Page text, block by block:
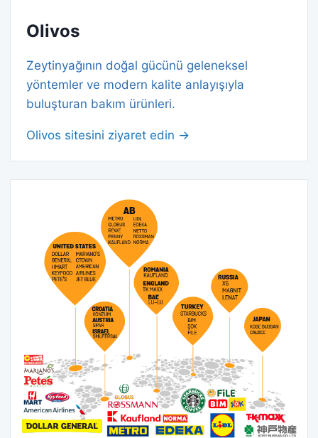
Olivos
Zeytinyağının doğal gücünü geleneksel
yöntemler ve modern kalite anlayışıyla
buluşturan bakım ürünleri.
Olivos sitesini ziyaret edin →